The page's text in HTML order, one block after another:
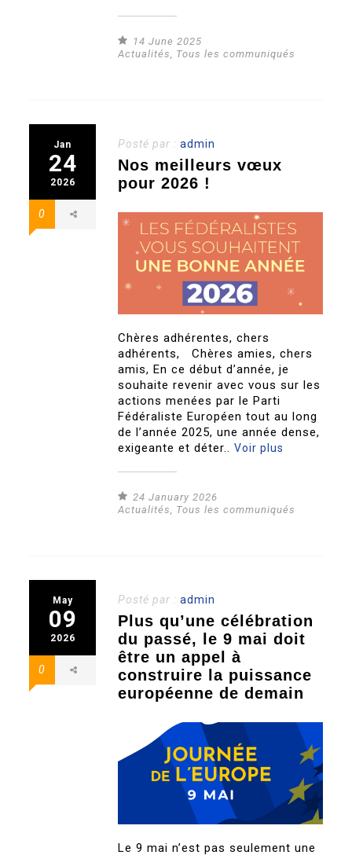
14 June 2025
Actualités
Tous les communiqués
Jan
24
2026
0
Posté par :admin
Nos meilleurs vœux
pour 2026 !
Chères adhérentes, chers
adhérents, Chères amies, chers
amis, En ce début d’année, je
souhaite revenir avec vous sur les
actions menées par le Parti
Fédéraliste Européen tout au long
de l’année 2025, une année dense,
exigeante et déter..Voir plus
24 January 2026
Actualités
Tous les communiqués
May
09
2026
0
Posté par :admin
Plus qu’une célébration
du passé, le 9 mai doit
être un appel à
construire la puissance
européenne de demain
Le 9 mai n’est pas seulement une